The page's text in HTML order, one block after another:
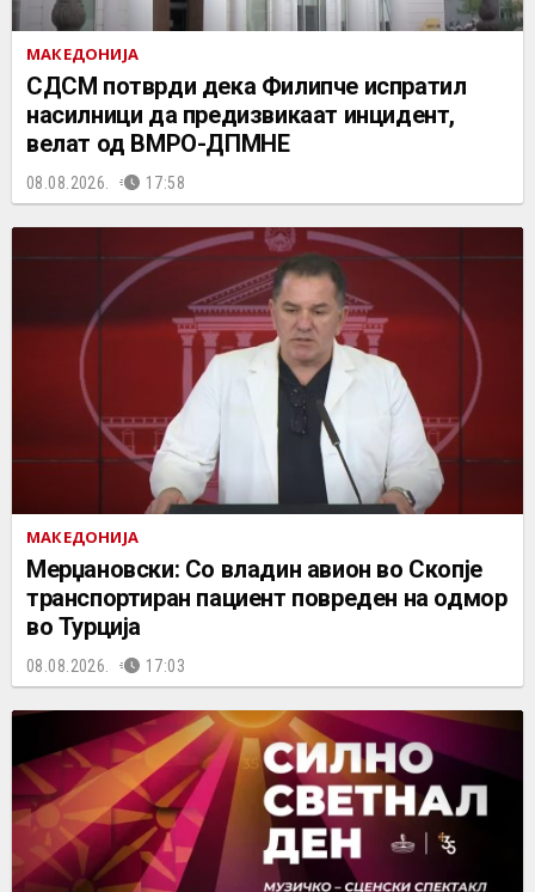
МАКЕДОНИЈА
СДСМ потврди дека Филипче испратил
насилници да предизвикаат инцидент,
велат од ВМРО-ДПМНЕ
08.08.2026. 17:58
МАКЕДОНИЈА
Мерџановски: Со владин авион во Скопје
транспортиран пациент повреден на одмор
во Турција
08.08.2026. 17:03